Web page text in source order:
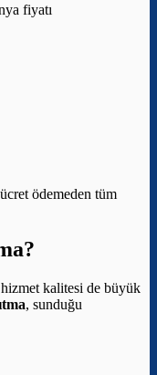
fiyatı
ödemeden tüm
hizmet kalitesi de büyük
, sunduğu